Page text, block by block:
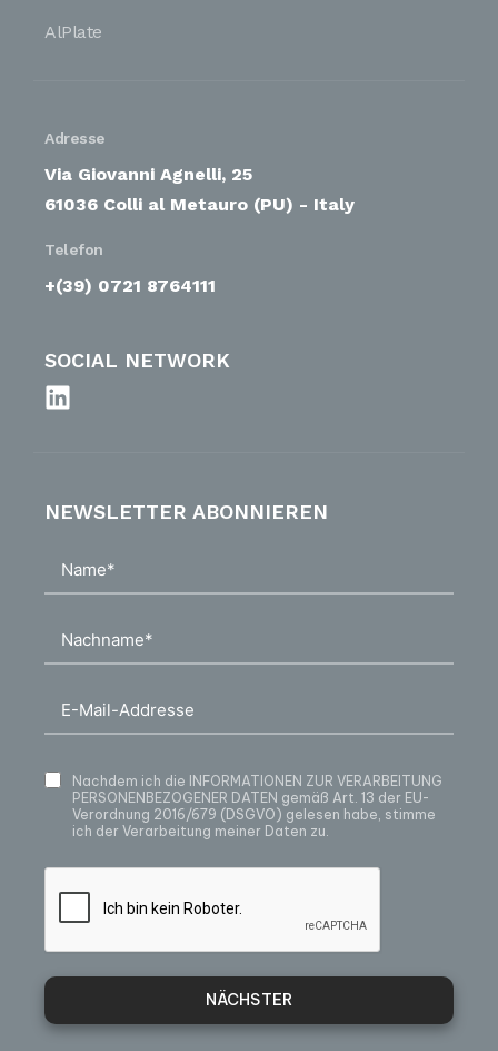
AlPlate
Adresse
Via Giovanni Agnelli, 25
61036 Colli al Metauro (PU) - Italy
Telefon
+(39) 0721 8764111
SOCIAL NETWORK
NEWSLETTER ABONNIEREN
Nachdem ich die INFORMATIONEN ZUR VERARBEITUNG
PERSONENBEZOGENER DATEN gemäß Art. 13 der EU-
Verordnung 2016/679 (DSGVO) gelesen habe, stimme
ich der Verarbeitung meiner Daten zu.
NÄCHSTER